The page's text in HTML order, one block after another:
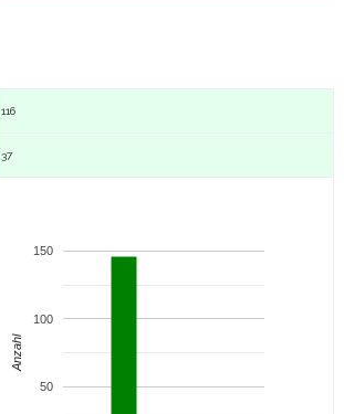
116
37
50
100
150
Anzahl